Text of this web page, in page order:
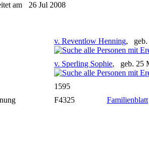
am
26 Jul 2008
v. Reventlow Henning, geb.
v. Sperling Sophie, geb. 25
1595
F4325 Familienblatt